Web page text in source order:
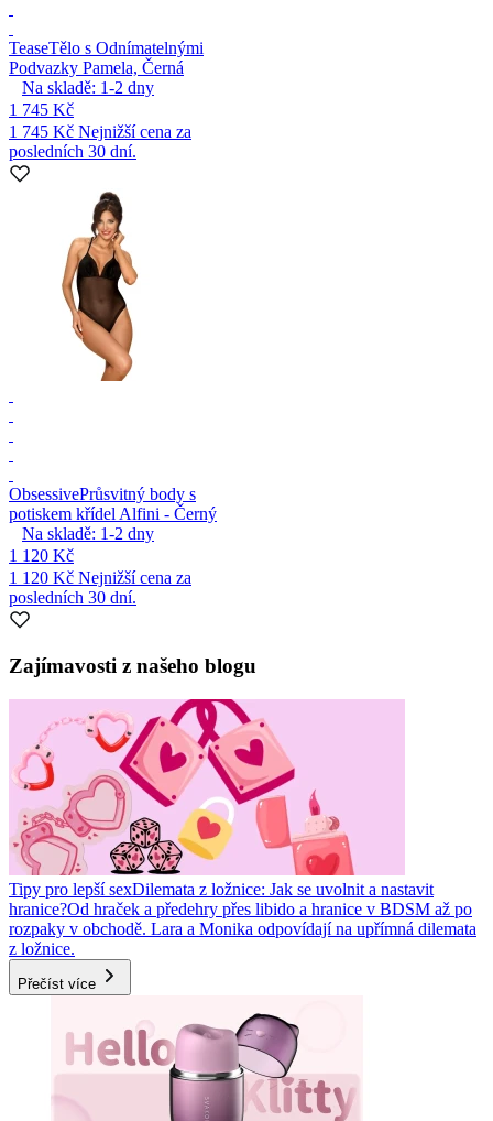
TeaseTělo s Odnímatelnými
Podvazky Pamela, Černá
Na skladě: 1-2 dny
1 745 Kč
1 745 Kč Nejnižší cena za
posledních 30 dní.
ObsessivePrůsvitný body s
potiskem křídel Alfini - Černý
Na skladě: 1-2 dny
1 120 Kč
1 120 Kč Nejnižší cena za
posledních 30 dní.
Zajímavosti z našeho blogu
Tipy pro lepší sexDilemata z ložnice: Jak se uvolnit a nastavit
hranice?Od hraček a předehry přes libido a hranice v BDSM až po
rozpaky v obchodě. Lara a Monika odpovídají na upřímná dilemata
z ložnice.
Přečíst více